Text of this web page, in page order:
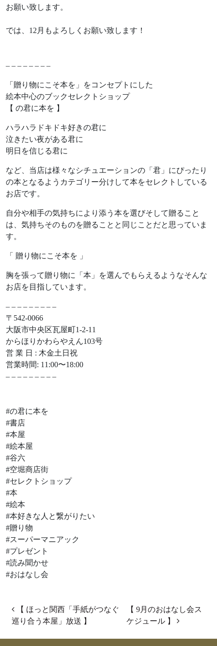
お願い致します。
では、12月もよろしくお願い致します！
– – – – – – – –
「贈り物にこそ本を」をコンセプトにした
絵本中心のブックセレクトショップ
【 の君に本を 】
ハラハラドキドキ好きの君に
泣きたい夜がある君に
明日を信じる君に
など、当店は様々なシチュエーションの「君」にぴったり
の本となるようカテゴリー分けして本をセレクトしている
お店です。
自分や相手の気持ちにより添う本を選びそして贈ること
は、気持ちそのものを贈ることと同じことだと思っていま
す。
「 贈り物にこそ本を 」
胸を張って贈り物に「本」を選んでもらえるようなそんな
お店を目指しています。
– – – – – – – – –
〒542-0066
大阪市中央区瓦屋町1-2-11
からほりかわらやえん103号
営 業 日 : 木金土日祝
営業時間: 11:00〜18:00
– – – – – – – – –
#の君に本を
#書店
#本屋
#絵本屋
#谷六
#空堀商店街
#セレクトショップ
#本
#絵本
#本好きな人と繋がりたい
#贈り物
#スーパーマニアック
#プレゼント
#読み聞かせ
#おはなし会
投稿ナビゲーション
【 ほっと関西「手紙がつなぐ
巡り合う本屋」放送 】
【 9月のおはなし会ス
ケジュール 】